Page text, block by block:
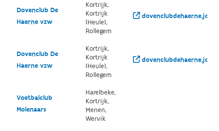
Dovenclub De
Haerne vzw
Kortrijk,
Kortrijk
(Heule),
Rollegem
Dovenclub De
Haerne vzw
Kortrijk,
Kortrijk
(Heule),
Rollegem
Voetbalclub
Molenaars
Harelbeke,
Kortrijk,
Menen,
Wervik